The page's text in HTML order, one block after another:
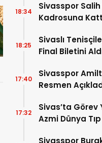
Sivasspor Salih
Kadrosuna
18:34
Sivaslı
Final Biletini
18:25
Sivasspor
Resmen
17:40
Sivas’ta
Azmi Dünya
17:32
Sivasspor